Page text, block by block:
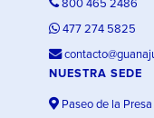
800 465 2486
477 274 5825
NUESTRA SEDE
Paseo de la Presa